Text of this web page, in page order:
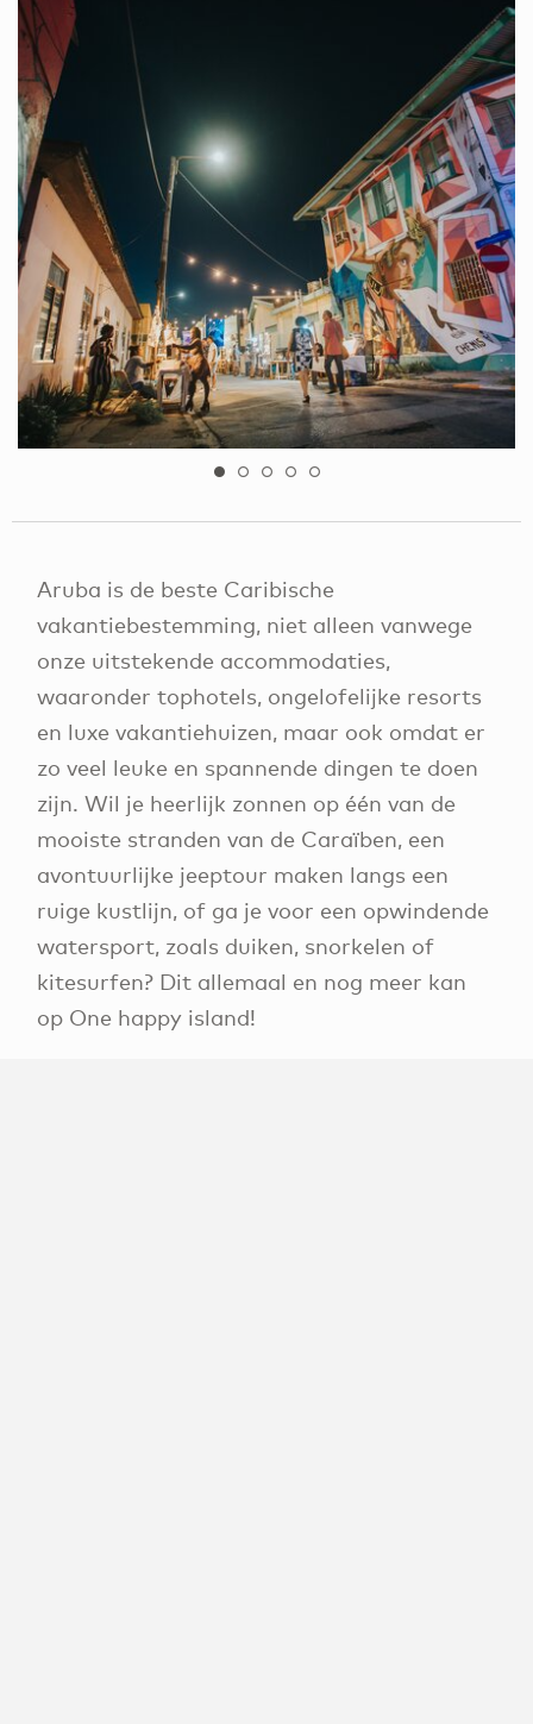
Aruba is de beste Caribische
vakantiebestemming, niet alleen vanwege
onze uitstekende accommodaties,
waaronder tophotels, ongelofelijke resorts
en luxe vakantiehuizen, maar ook omdat er
zo veel leuke en spannende dingen te doen
zijn. Wil je heerlijk zonnen op één van de
mooiste stranden van de Caraïben, een
avontuurlijke jeeptour maken langs een
ruige kustlijn, of ga je voor een opwindende
watersport, zoals duiken, snorkelen of
kitesurfen? Dit allemaal en nog meer kan
op One happy island!